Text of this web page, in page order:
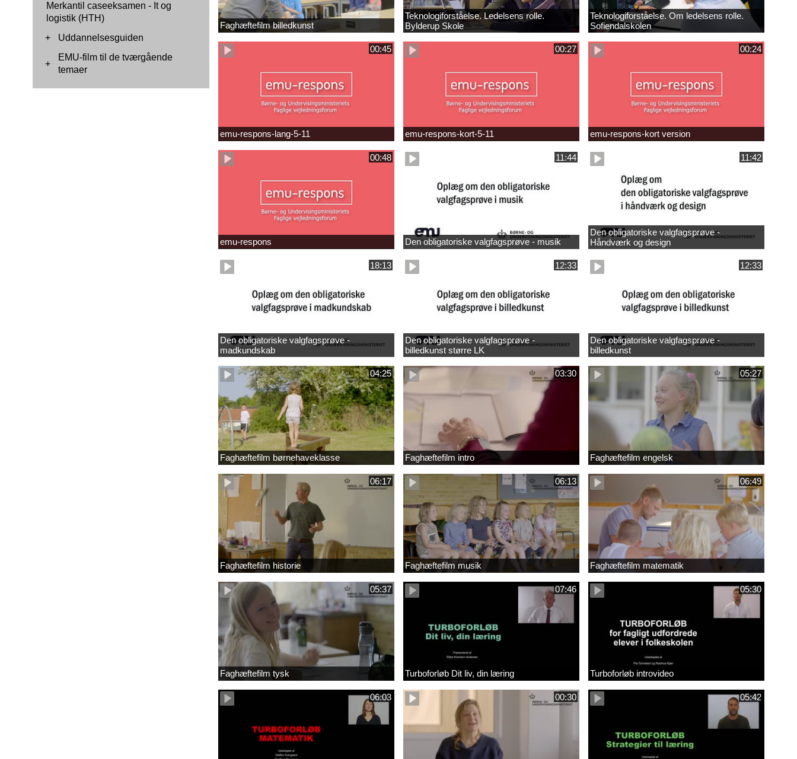
Merkantil caseeksamen - It og
logistik (HTH)
+
Uddannelsesguiden
+
EMU-film til de tværgående
temaer
Faghæftefilm billedkunst
Teknologiforståelse. Ledelsens rolle.
Bylderup Skole
Teknologiforståelse. Om ledelsens rolle.
Sofiendalskolen
00:45
emu-respons-lang-5-11
00:27
emu-respons-kort-5-11
00:24
emu-respons-kort version
00:48
emu-respons
11:44
Den obligatoriske valgfagsprøve - musik
11:42
Den obligatoriske valgfagsprøve -
Håndværk og design
18:13
Den obligatoriske valgfagsprøve -
madkundskab
12:33
Den obligatoriske valgfagsprøve -
billedkunst større LK
12:33
Den obligatoriske valgfagsprøve -
billedkunst
04:25
Faghæftefilm børnehaveklasse
03:30
Faghæftefilm intro
05:27
Faghæftefilm engelsk
06:17
Faghæftefilm historie
06:13
Faghæftefilm musik
06:49
Faghæftefilm matematik
05:37
Faghæftefilm tysk
07:46
Turboforløb Dit liv, din læring
05:30
Turboforløb introvideo
06:03 00:30 05:42